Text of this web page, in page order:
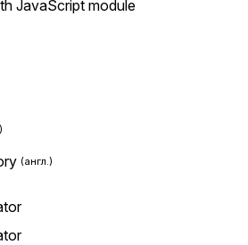
JavaScript module